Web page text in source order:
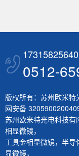
17315825640
0512-
版权所有：苏州欧米特
网安备
苏州欧米特光电科技有
相显微镜，
工具金相显微镜， 半导
显微镜，